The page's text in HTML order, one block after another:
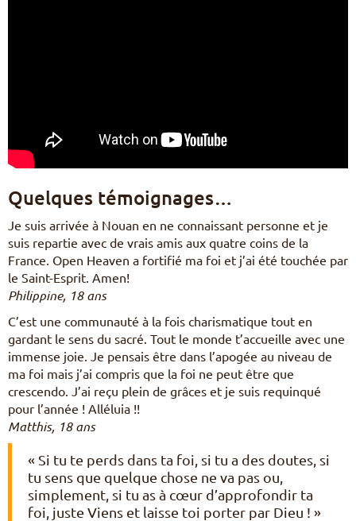
Quelques témoignages…
Je suis arrivée à Nouan en ne connaissant personne et je
suis repartie avec de vrais amis aux quatre coins de la
France. Open Heaven a fortifié ma foi et j’ai été touchée par
le Saint-Esprit. Amen!
Philippine, 18 ans
C’est une communauté à la fois charismatique tout en
gardant le sens du sacré. Tout le monde t’accueille avec une
immense joie. Je pensais être dans l’apogée au niveau de
ma foi mais j’ai compris que la foi ne peut être que
crescendo. J’ai reçu plein de grâces et je suis requinqué
pour l’année ! Alléluia !!
Matthis, 18 ans
« Si tu te perds dans ta foi, si tu a des doutes, si
tu sens que quelque chose ne va pas ou,
simplement, si tu as à cœur d’approfondir ta
foi, juste Viens et laisse toi porter par Dieu ! »